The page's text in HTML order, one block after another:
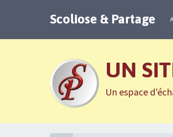
Scoliose & Partage
UN
Un espace